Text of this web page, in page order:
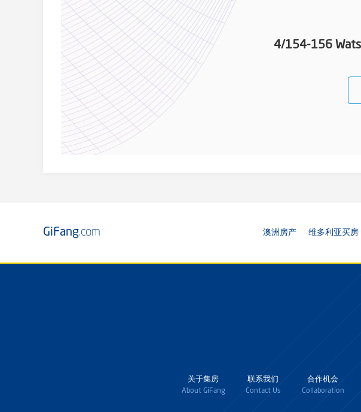
4/154-156
GiFang.com 澳洲房产 维多利亚买房
关于集房
About GiFang
联系我们
Contact Us
合作机会
Collaboration